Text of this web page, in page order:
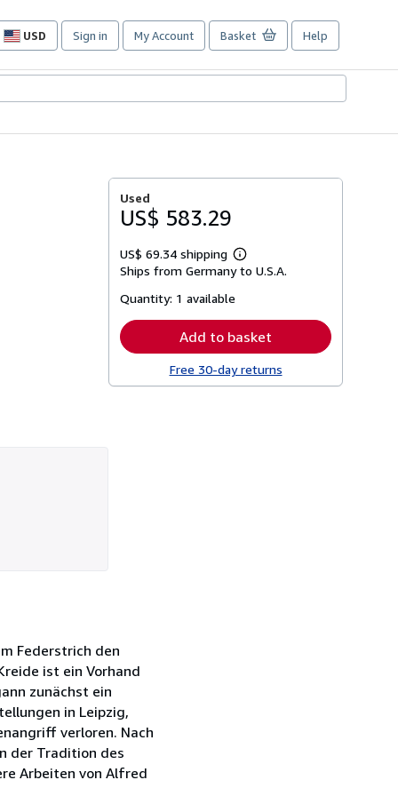
USD
Site
preferences
Sign in My Account Basket Help
Used
US$ 583.29
US$ 69.34 shipping
Learn
more
Ships from Germany to U.S.A.
Quantity: 1 available
Add to basket
Free 30-day returns
Federstrich den
ist ein Vorhand
zunächst ein
in Leipzig,
verloren. Nach
der Tradition des
Arbeiten von Alfred